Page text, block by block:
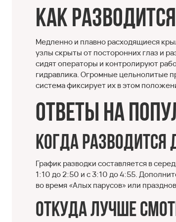
Как
Медленно и плавно расходящиеся
узлы скрыты от посторонних глаз и
сидят операторы и контролируют
гидравлика. Огромные цельнолитые
система фиксирует их в этом
Ответы на
Когда
График разводки составляется в
1:10 до 2:50 и с 3:10 до 4:55.
во время «Алых парусов» или
Откуда лучше